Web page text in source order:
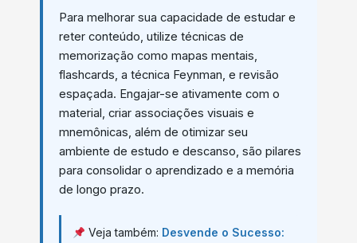
Para melhorar sua capacidade de estudar e
reter conteúdo, utilize técnicas de
memorização como mapas mentais,
flashcards, a técnica Feynman, e revisão
espaçada. Engajar-se ativamente com o
material, criar associações visuais e
mnemônicas, além de otimizar seu
ambiente de estudo e descanso, são pilares
para consolidar o aprendizado e a memória
de longo prazo.
Veja também: Desvende o Sucesso: